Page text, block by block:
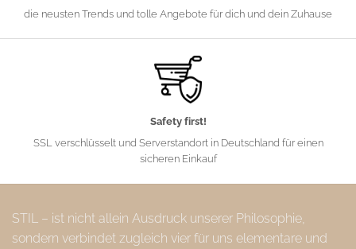
die neusten Trends und tolle Angebote für dich und dein Zuhause
Safety first!
SSL verschlüsselt und Serverstandort in Deutschland für einen
sicheren Einkauf
STIL – ist nicht allein Ausdruck unserer Philosophie,
sondern verbindet zugleich vier für uns elementare und